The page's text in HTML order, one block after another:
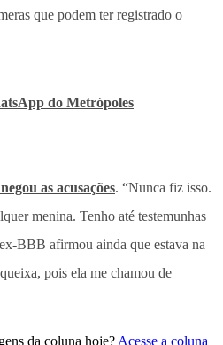
que podem ter registrado o
do Metrópoles
as acusações. “Nunca fiz isso.
menina. Tenho até testemunhas
BBB afirmou ainda que estava na
pois ela me chamou de
da coluna hoje? Acesse a coluna